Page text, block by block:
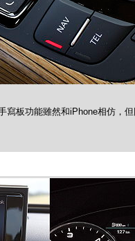
寫板功能雖然和iPhone相仿，